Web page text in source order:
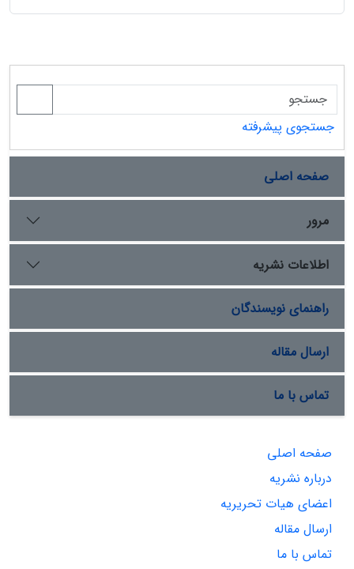
جستجوی پیشرفته
صفحه اصلی
مرور
اطلاعات نشریه
راهنمای نویسندگان
ارسال مقاله
تماس با ما
صفحه اصلی
درباره نشریه
اعضای هیات تحریریه
ارسال مقاله
تماس با ما